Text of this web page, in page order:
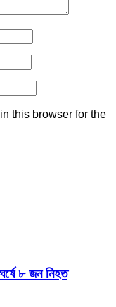
this browser for the
৮ জন নিহত